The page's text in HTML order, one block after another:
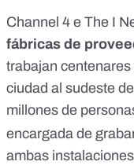
Channel 4 e The I
fábricas de
trabajan
ciudad al sudeste
millones de
encargada de
ambas